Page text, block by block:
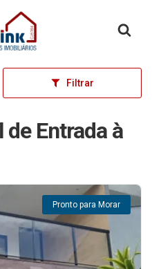
Filtrar
de Entrada à
Pronto para Morar